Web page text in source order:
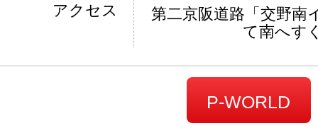
アクセス
第二京阪道路「交野南
て南へす
P-WORLD